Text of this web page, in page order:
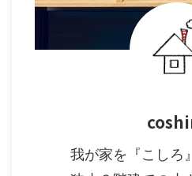
我が家を『こしろ